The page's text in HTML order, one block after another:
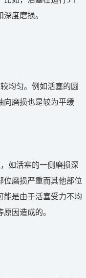
度磨损。
均匀。例如活塞的圆
向磨损也是较为平缓
如活塞的一侧磨损深
位磨损严重而其他部位
能是由于活塞受力不均
因造成的。